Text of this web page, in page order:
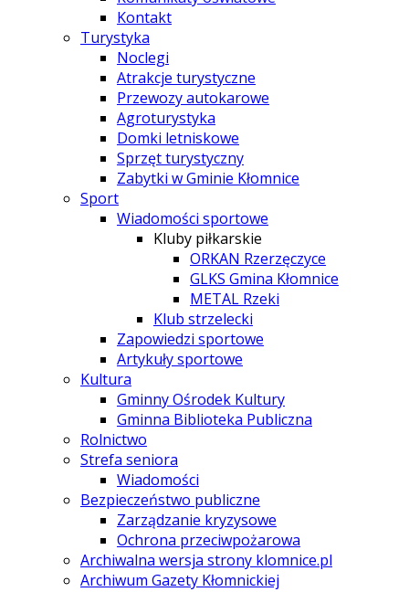
Kontakt
Turystyka
Noclegi
Atrakcje turystyczne
Przewozy autokarowe
Agroturystyka
Domki letniskowe
Sprzęt turystyczny
Zabytki w Gminie Kłomnice
Sport
Wiadomości sportowe
Kluby piłkarskie
ORKAN Rzerzęczyce
GLKS Gmina Kłomnice
METAL Rzeki
Klub strzelecki
Zapowiedzi sportowe
Artykuły sportowe
Kultura
Gminny Ośrodek Kultury
Gminna Biblioteka Publiczna
Rolnictwo
Strefa seniora
Wiadomości
Bezpieczeństwo publiczne
Zarządzanie kryzysowe
Ochrona przeciwpożarowa
Archiwalna wersja strony klomnice.pl
Archiwum Gazety Kłomnickiej